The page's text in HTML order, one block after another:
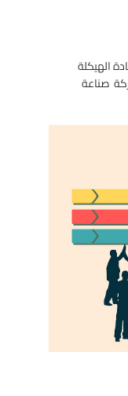
الهيكلة
صناعة